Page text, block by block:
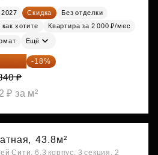
2027 Скидка
Без отделки
хотите
Квартира за 2 000 ₽/мес
Ещё
829 ₽ -18%
₽
₽ за м²
43.8м²
Сити, 6.3 корпус, 3 секция, 2